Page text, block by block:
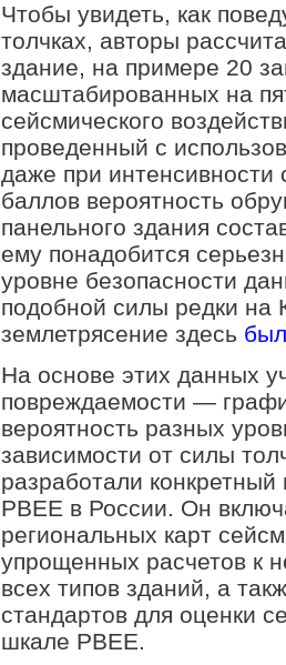
Чтобы увидеть, как
толчках, авторы
здание, на примере 20
масштабированных на
сейсмического
проведенный с
даже при интенсивности
баллов вероятность
панельного здания
ему понадобится
уровне безопасности
подобной силы редки на
землетрясение здесь
На основе этих данных
повреждаемости —
вероятность разных
зависимости от силы
разработали
PBEE в России. Он
региональных карт
упрощенных расчетов к
всех типов зданий, а
стандартов для оценки
шкале PBEE.